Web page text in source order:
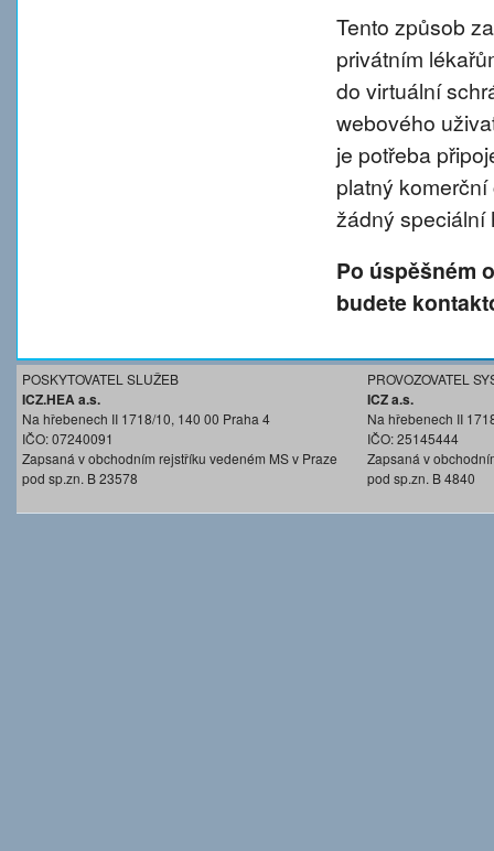
Tento způsob
privátním
do virtuální
webového
je potřeba
platný
žádný speciální
Po úspěšném
budete
POSKYTOVATEL SLUŽEB
ICZ.HEA a.s.
Na hřebenech II 1718/10, 140 00 Praha 4
IČO: 07240091
Zapsaná v obchodním rejstříku vedeném MS v Praze
pod sp.zn. B 23578
PROVOZOVATEL
ICZ a.s.
Na hřebenech II
IČO: 25145444
Zapsaná v
pod sp.zn. B 4840